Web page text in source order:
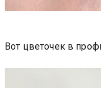
Вот цветочек в